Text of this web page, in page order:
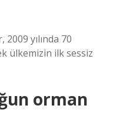
yılında 70
ülkemizin ilk sessiz
orman